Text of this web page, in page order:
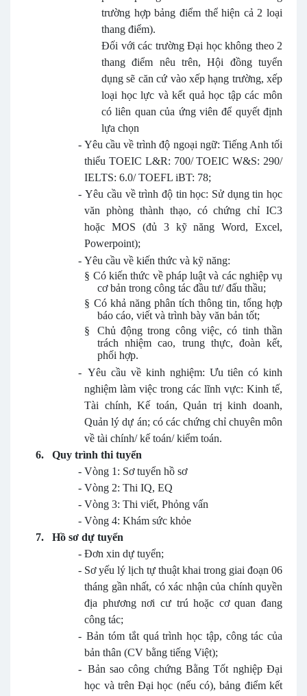
trường hợp bảng điểm thể hiện cả 2 loại
thang điểm).
Đối với các trường Đại học không theo 2
thang điểm nêu trên, Hội đồng tuyển
dụng sẽ căn cứ vào xếp hạng trường, xếp
loại học lực và kết quả học tập các môn
có liên quan của ứng viên để quyết định
lựa chọn
- Yêu cầu về trình độ ngoại ngữ: Tiếng Anh tối
thiểu TOEIC L&R: 700/ TOEIC W&S: 290/
IELTS: 6.0/ TOEFL iBT: 78;
- Yêu cầu về trình độ tin học: Sử dụng tin học
văn phòng thành thạo, có chứng chỉ IC3
hoặc MOS (đủ 3 kỹ năng Word, Excel,
Powerpoint);
- Yêu cầu về kiến thức và kỹ năng:
§ Có kiến thức về pháp luật và các nghiệp vụ
cơ bản trong công tác đầu tư/ đấu thầu;
§ Có khả năng phân tích thông tin, tổng hợp
báo cáo, viết và trình bày văn bản tốt;
§
Chủ động trong công việc, có tinh thần
trách nhiệm cao, trung thực, đoàn kết,
phối hợp.
- Yêu cầu về kinh nghiệm: Ưu tiên có kinh
nghiệm làm việc trong các lĩnh vực: Kinh tế,
Tài chính, Kế toán, Quản trị kinh doanh,
Quản lý dự án; có các chứng chỉ chuyên môn
về tài chính/ kế toán/ kiểm toán.
6.
Quy trình thi tuyển
- Vòng 1: Sơ tuyển hồ sơ
- Vòng 2: Thi IQ, EQ
- Vòng 3: Thi viết, Phỏng vấn
- Vòng 4: Khám sức khỏe
7.
Hồ sơ dự tuyển
- Đơn xin dự tuyển;
- Sơ yếu lý lịch tự thuật khai trong giai đoạn 06
tháng gần nhất, có xác nhận của chính quyền
địa phương nơi cư trú hoặc cơ quan đang
công tác;
- Bản tóm tắt quá trình học tập, công tác của
bản thân (CV bằng tiếng Việt);
- Bản sao công chứng Bằng Tốt nghiệp Đại
học và trên Đại học (nếu có), bảng điểm kết